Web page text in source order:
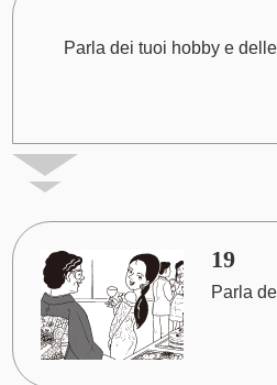
Parla dei tuoi hobby e
19
Parla